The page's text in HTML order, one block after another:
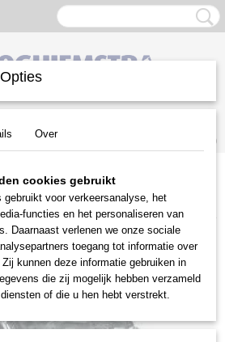
(0)
>Tielburger>
TK17
Over
cookies gebruikt
gebruikt voor verkeersanalyse, het
functies en het personaliseren van
Daarnaast verlenen we onze sociale
toegang tot informatie over
kunnen deze informatie gebruiken in
die zij mogelijk hebben verzameld
of die u hen hebt verstrekt.